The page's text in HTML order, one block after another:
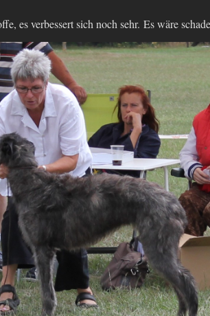
es verbessert sich noch sehr. Es wäre